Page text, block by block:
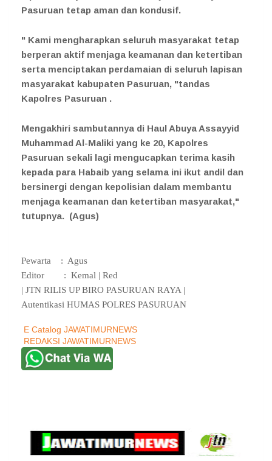
Pasuruan tetap aman dan kondusif.
" Kami mengharapkan seluruh masyarakat tetap
berperan aktif menjaga keamanan dan ketertiban
serta menciptakan perdamaian di seluruh lapisan
masyarakat kabupaten Pasuruan, "tandas
Kapolres Pasuruan .
Mengakhiri sambutannya di Haul Abuya Assayyid
Muhammad Al-Maliki yang ke 20, Kapolres
Pasuruan sekali lagi mengucapkan terima kasih
kepada para Habaib yang selama ini ikut andil dan
bersinergi dengan kepolisian dalam membantu
menjaga keamanan dan ketertiban masyarakat,"
tutupnya. (Agus)
Pewarta : Agus
Editor : Kemal | Red
| JTN RILIS UP BIRO PASURUAN RAYA |
Autentikasi HUMAS POLRES PASURUAN
E Catalog JAWATIMURNEWS
REDAKSI JAWATIMURNEWS